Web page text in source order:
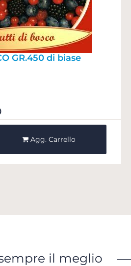
GR.450 di biase
Agg. Carrello
il meglio